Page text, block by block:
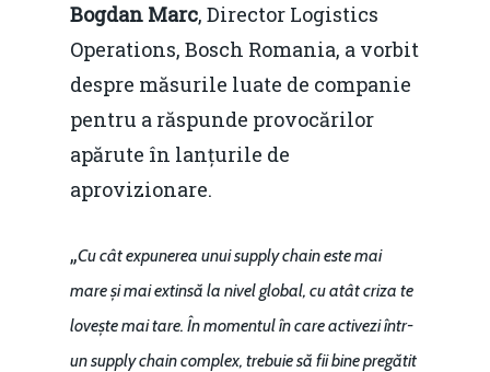
Bogdan Marc, Director Logistics
Operations, Bosch Romania, a vorbit
despre măsurile luate de companie
pentru a răspunde provocărilor
apărute în lanțurile de
aprovizionare.
„Cu cât expunerea unui supply chain este mai
mare și mai extinsă la nivel global, cu atât criza te
lovește mai tare. În momentul în care activezi într-
un supply chain complex, trebuie să fii bine pregătit